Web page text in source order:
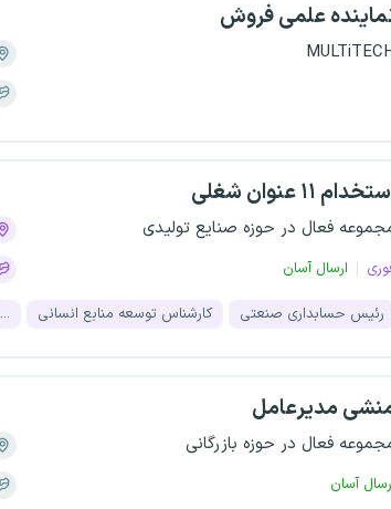
علمی فروش
۱۱ عنوان شغلی
فعال در حوزه صنایع تولیدی
ارسال آسان
رئیس حسابداری صنعتی کارشناس توسعه منابع انسانی ...
مدیرعامل
فعال در حوزه بازرگانی
آسان